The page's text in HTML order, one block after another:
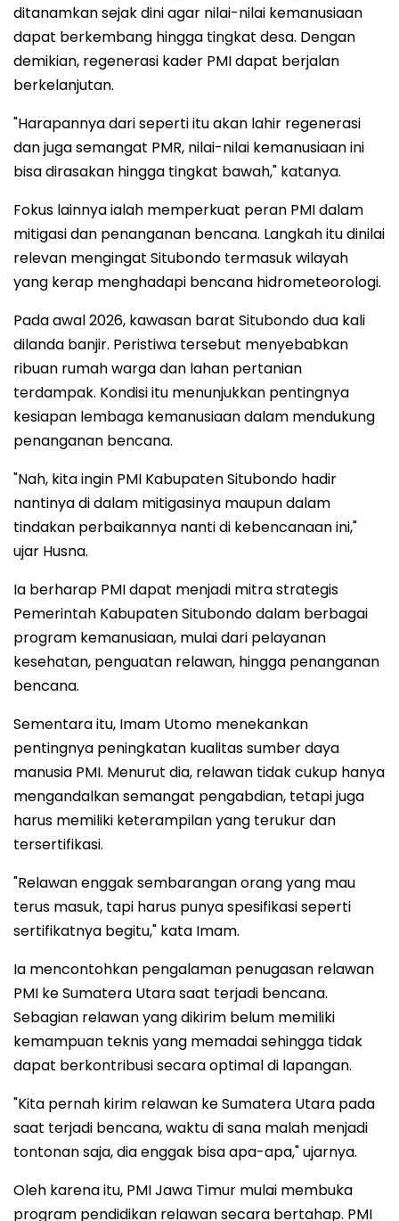
ditanamkan sejak dini agar nilai-nilai kemanusiaan
dapat berkembang hingga tingkat desa. Dengan
demikian, regenerasi kader PMI dapat berjalan
berkelanjutan.
"Harapannya dari seperti itu akan lahir regenerasi
dan juga semangat PMR, nilai-nilai kemanusiaan ini
bisa dirasakan hingga tingkat bawah," katanya.
Fokus lainnya ialah memperkuat peran PMI dalam
mitigasi dan penanganan bencana. Langkah itu dinilai
relevan mengingat Situbondo termasuk wilayah
yang kerap menghadapi bencana hidrometeorologi.
Pada awal 2026, kawasan barat Situbondo dua kali
dilanda banjir. Peristiwa tersebut menyebabkan
ribuan rumah warga dan lahan pertanian
terdampak. Kondisi itu menunjukkan pentingnya
kesiapan lembaga kemanusiaan dalam mendukung
penanganan bencana.
"Nah, kita ingin PMI Kabupaten Situbondo hadir
nantinya di dalam mitigasinya maupun dalam
tindakan perbaikannya nanti di kebencanaan ini,"
ujar Husna.
Ia berharap PMI dapat menjadi mitra strategis
Pemerintah Kabupaten Situbondo dalam berbagai
program kemanusiaan, mulai dari pelayanan
kesehatan, penguatan relawan, hingga penanganan
bencana.
Sementara itu, Imam Utomo menekankan
pentingnya peningkatan kualitas sumber daya
manusia PMI. Menurut dia, relawan tidak cukup hanya
mengandalkan semangat pengabdian, tetapi juga
harus memiliki keterampilan yang terukur dan
tersertifikasi.
"Relawan enggak sembarangan orang yang mau
terus masuk, tapi harus punya spesifikasi seperti
sertifikatnya begitu," kata Imam.
Ia mencontohkan pengalaman penugasan relawan
PMI ke Sumatera Utara saat terjadi bencana.
Sebagian relawan yang dikirim belum memiliki
kemampuan teknis yang memadai sehingga tidak
dapat berkontribusi secara optimal di lapangan.
"Kita pernah kirim relawan ke Sumatera Utara pada
saat terjadi bencana, waktu di sana malah menjadi
tontonan saja, dia enggak bisa apa-apa," ujarnya.
Oleh karena itu, PMI Jawa Timur mulai membuka
program pendidikan relawan secara bertahap. PMI